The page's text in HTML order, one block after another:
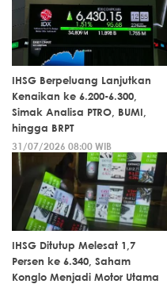
IHSG Berpeluang Lanjutkan
Kenaikan ke 6.200-6.300,
Simak Analisa PTRO, BUMI,
hingga BRPT
31/07/2026 08:00 WIB
IHSG Ditutup Melesat 1,7
Persen ke 6.340, Saham
Konglo Menjadi Motor Utama